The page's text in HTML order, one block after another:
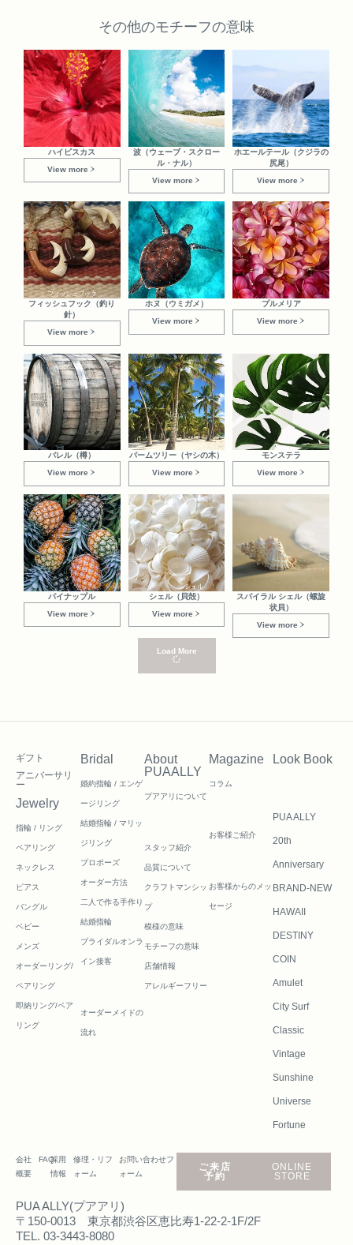
その他のモチーフの意味
ハイビスカス
View more
波（ウェーブ・スクロー
ル・ナル）
View more
ホエールテール（クジラの
尻尾）
View more
フィッシュフック（釣り
針）
View more
ホヌ（ウミガメ）
View more
プルメリア
View more
バレル（樽）
View more
パームツリー（ヤシの木）
View more
モンステラ
View more
パイナップル
View more
シェル（貝殻）
View more
スパイラル シェル（螺旋
状貝）
View more
Load More
ギフト
アニバーサリ
ー
Jewelry
指輪 / リング
ペアリング
ネックレス
ピアス
バングル
ベビー
メンズ
オーダーリング/
ペアリング
即納リング/ペア
リング
Bridal
婚約指輪 / エンゲ
ージリング
結婚指輪 / マリッ
ジリング
プロポーズ
オーダー方法
二人で作る手作り
結婚指輪
ブライダルオンラ
イン接客
オーダーメイドの
流れ
About
PUAALLY
プアアリについて
スタッフ紹介
品質について
クラフトマンシッ
プ
模様の意味
モチーフの意味
店舗情報
アレルギーフリー
Magazine
コラム
お客様ご紹介
お客様からのメッ
セージ
Look Book
PUA ALLY
20th
Anniversary
BRAND-NEW
HAWAII
DESTINY
COIN
Amulet
City Surf
Classic
Vintage
Sunshine
Universe
Fortune
会社
概要
FAQ採用
情報
修理・リフ
ォーム
お問い合わせフ
ォーム
ご来店
予約
ONLINE
STORE
PUA ALLY(プアアリ)
〒150-0013 東京都渋谷区恵比寿1-22-2-1F/2F
TEL. 03-3443-8080